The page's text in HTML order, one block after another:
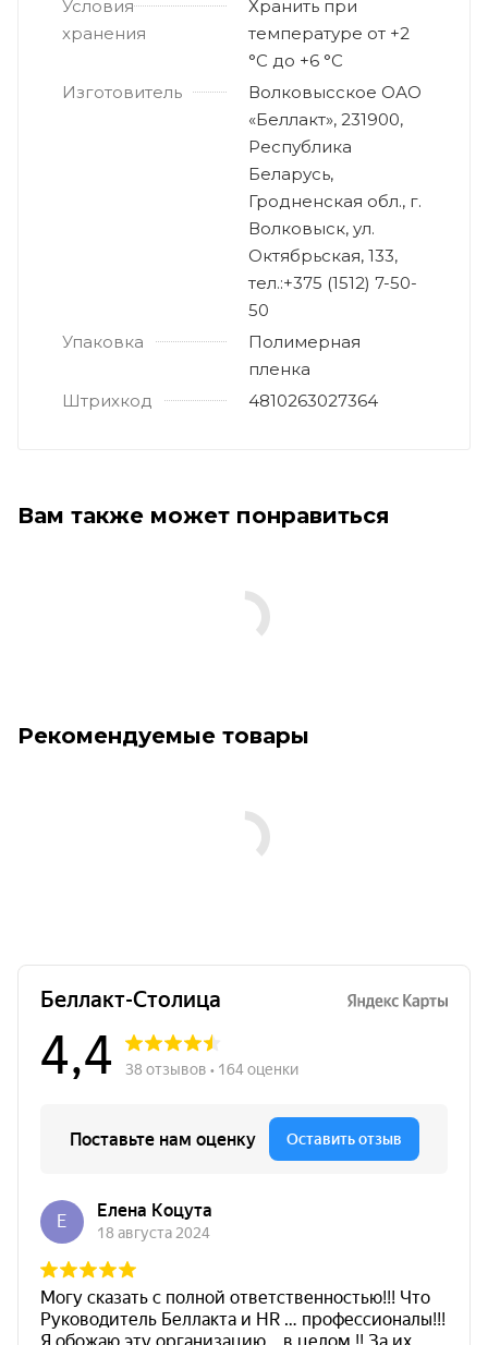
Условия
хранения
Хранить при
температуре от +2
°С до +6 °С
Изготовитель
Волковысское ОАО
«Беллакт», 231900,
Республика
Беларусь,
Гродненская обл., г.
Волковыск, ул.
Октябрьская, 133,
тел.:+375 (1512) 7-50-
50
Упаковка
Полимерная
пленка
Штрихкод
4810263027364
Вам также может понравиться
Рекомендуемые товары